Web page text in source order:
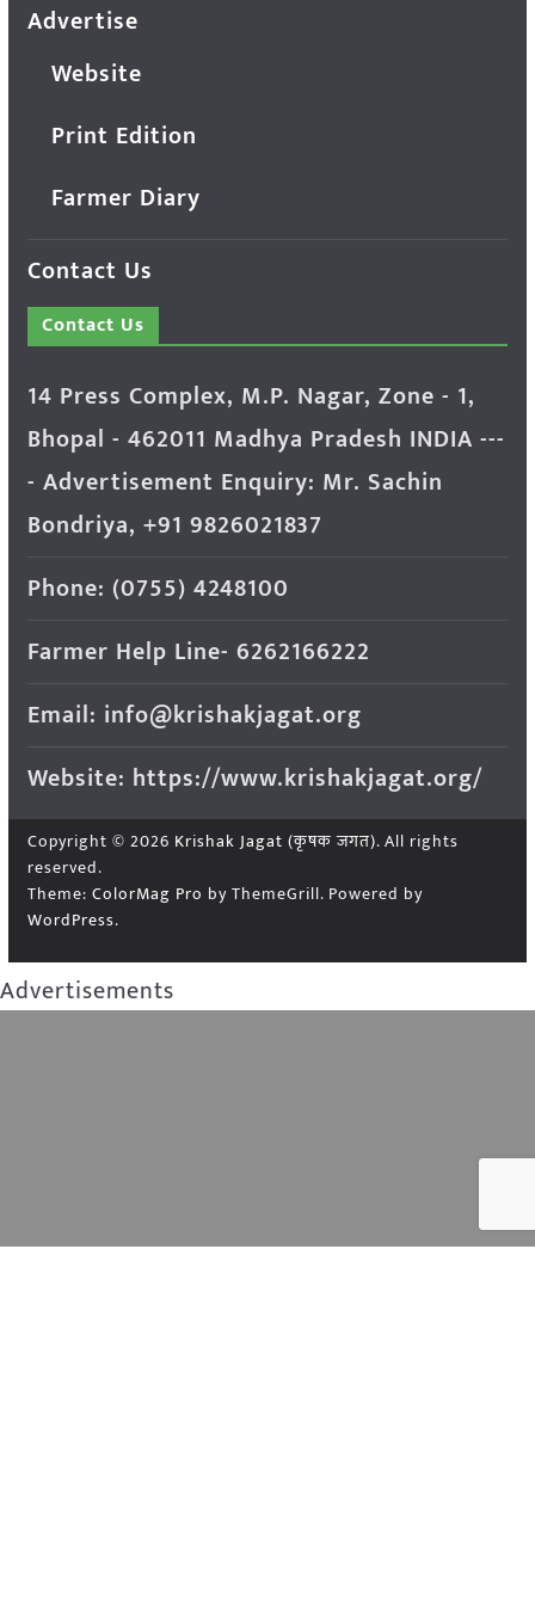
Advertise
Website
Print Edition
Farmer Diary
Contact Us
Contact Us
14 Press Complex, M.P. Nagar, Zone - 1,
Bhopal - 462011 Madhya Pradesh INDIA ---
- Advertisement Enquiry: Mr. Sachin
Bondriya, +91 9826021837
Phone: (0755) 4248100
Farmer Help Line- 6262166222
Email: info@krishakjagat.org
Website: https://www.krishakjagat.org/
Copyright © 2026 Krishak Jagat (कृषक जगत). All rights
reserved.
Theme: ColorMag Pro by ThemeGrill. Powered by
WordPress.
Advertisements